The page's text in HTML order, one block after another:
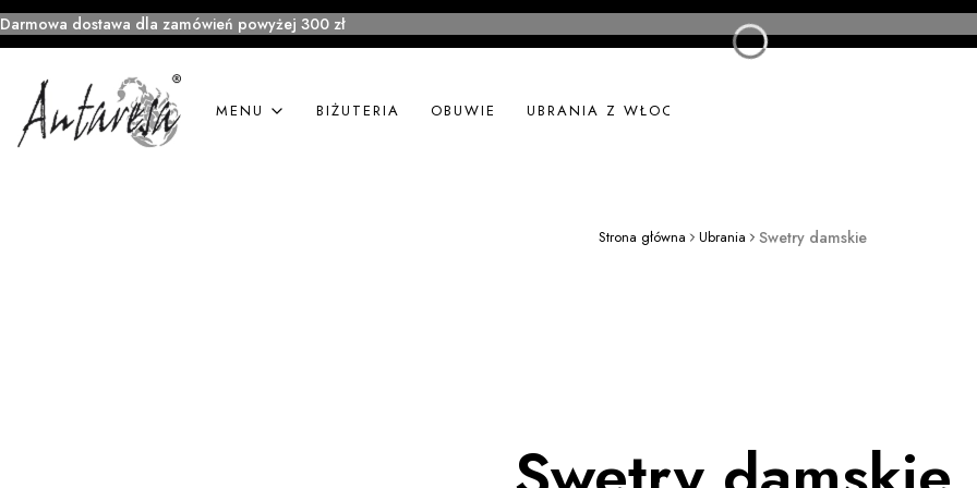
Darmowa dostawa dla zamówień powyżej 300 zł
MENU BIŻUTERIA OBUWIE UBRANIA Z WŁOCH
Strona główna Ubrania Swetry damskie